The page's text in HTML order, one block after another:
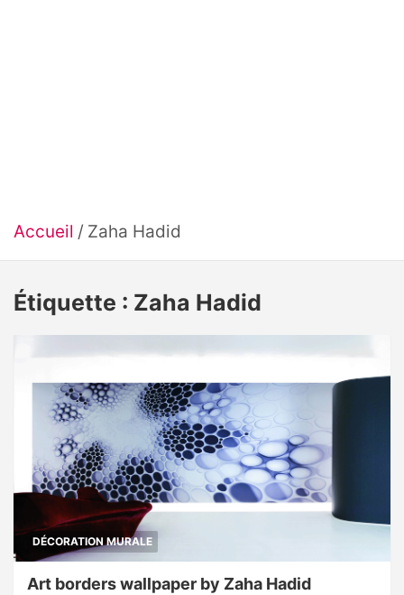
Accueil Zaha Hadid
Étiquette : Zaha Hadid
DÉCORATION MURALE
Art borders wallpaper by Zaha Hadid